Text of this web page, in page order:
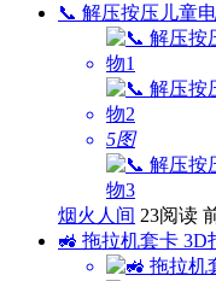
📞 解压按压儿童
5图
烟火人间 23阅读
🚜 拖拉机套卡 3D